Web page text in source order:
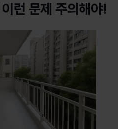
런 문제 주의해야!